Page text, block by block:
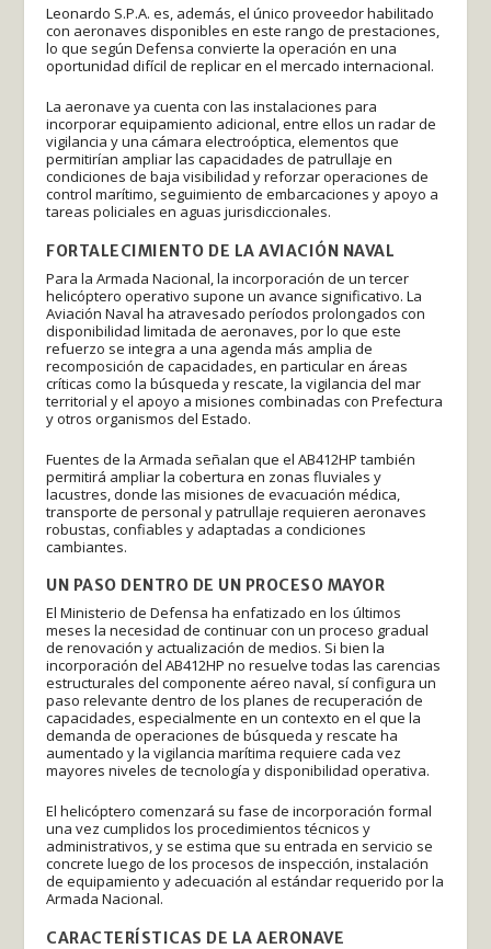
Leonardo S.P.A. es, además, el único proveedor habilitado
con aeronaves disponibles en este rango de prestaciones,
lo que según Defensa convierte la operación en una
oportunidad difícil de replicar en el mercado internacional.
La aeronave ya cuenta con las instalaciones para
incorporar equipamiento adicional, entre ellos un radar de
vigilancia y una cámara electroóptica, elementos que
permitirían ampliar las capacidades de patrullaje en
condiciones de baja visibilidad y reforzar operaciones de
control marítimo, seguimiento de embarcaciones y apoyo a
tareas policiales en aguas jurisdiccionales.
FORTALECIMIENTO DE LA AVIACIÓN NAVAL
Para la Armada Nacional, la incorporación de un tercer
helicóptero operativo supone un avance significativo. La
Aviación Naval ha atravesado períodos prolongados con
disponibilidad limitada de aeronaves, por lo que este
refuerzo se integra a una agenda más amplia de
recomposición de capacidades, en particular en áreas
críticas como la búsqueda y rescate, la vigilancia del mar
territorial y el apoyo a misiones combinadas con Prefectura
y otros organismos del Estado.
Fuentes de la Armada señalan que el AB412HP también
permitirá ampliar la cobertura en zonas fluviales y
lacustres, donde las misiones de evacuación médica,
transporte de personal y patrullaje requieren aeronaves
robustas, confiables y adaptadas a condiciones
cambiantes.
UN PASO DENTRO DE UN PROCESO MAYOR
El Ministerio de Defensa ha enfatizado en los últimos
meses la necesidad de continuar con un proceso gradual
de renovación y actualización de medios. Si bien la
incorporación del AB412HP no resuelve todas las carencias
estructurales del componente aéreo naval, sí configura un
paso relevante dentro de los planes de recuperación de
capacidades, especialmente en un contexto en el que la
demanda de operaciones de búsqueda y rescate ha
aumentado y la vigilancia marítima requiere cada vez
mayores niveles de tecnología y disponibilidad operativa.
El helicóptero comenzará su fase de incorporación formal
una vez cumplidos los procedimientos técnicos y
administrativos, y se estima que su entrada en servicio se
concrete luego de los procesos de inspección, instalación
de equipamiento y adecuación al estándar requerido por la
Armada Nacional.
CARACTERÍSTICAS DE LA AERONAVE